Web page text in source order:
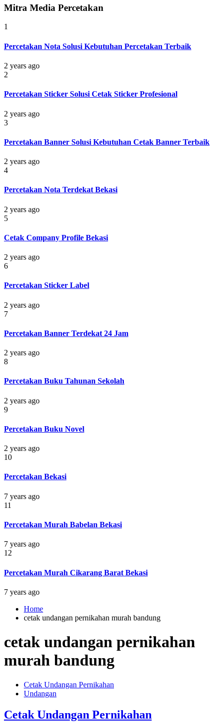
Mitra Media Percetakan
1
Percetakan Nota Solusi Kebutuhan Percetakan Terbaik
2 years ago
2
Percetakan Sticker Solusi Cetak Sticker Profesional
2 years ago
3
Percetakan Banner Solusi Kebutuhan Cetak Banner Terbaik
2 years ago
4
Percetakan Nota Terdekat Bekasi
2 years ago
5
Cetak Company Profile Bekasi
2 years ago
6
Percetakan Sticker Label
2 years ago
7
Percetakan Banner Terdekat 24 Jam
2 years ago
8
Percetakan Buku Tahunan Sekolah
2 years ago
9
Percetakan Buku Novel
2 years ago
10
Percetakan Bekasi
7 years ago
11
Percetakan Murah Babelan Bekasi
7 years ago
12
Percetakan Murah Cikarang Barat Bekasi
7 years ago
Home
cetak undangan pernikahan murah bandung
cetak undangan pernikahan
murah bandung
Cetak Undangan Pernikahan
Undangan
Cetak Undangan Pernikahan